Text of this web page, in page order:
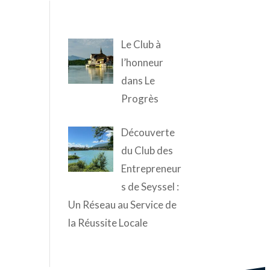
Le Club à
l’honneur
dans Le
Progrès
Découverte
du Club des
Entrepreneur
s de Seyssel :
Un Réseau au Service de
la Réussite Locale